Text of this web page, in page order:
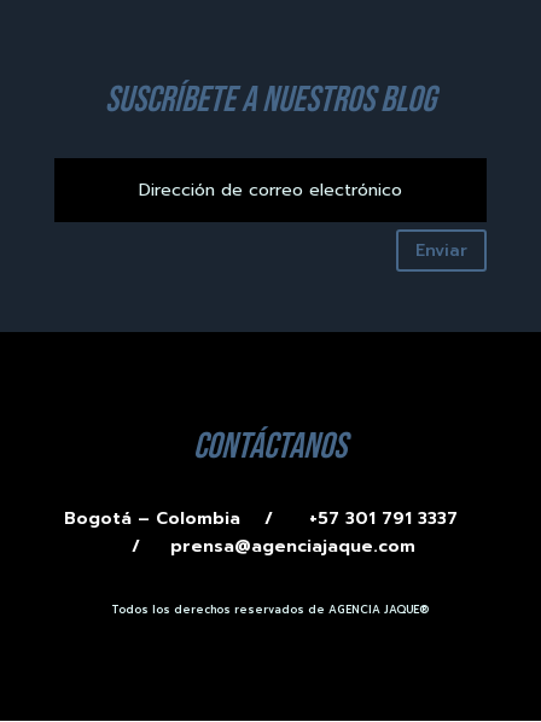
suscríbete a nuestros blog
Enviar
contáctanos
Bogotá – Colombia /
+57 301 791 3337
/ prensa@agenciajaque.com
Todos los derechos reservados de AGENCIA JAQUE®